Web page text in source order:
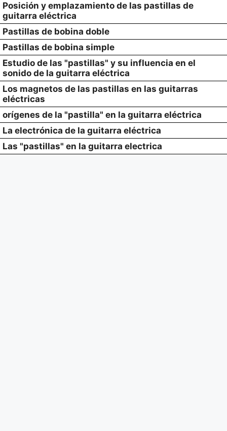
Posición y emplazamiento de las pastillas de
guitarra eléctrica
Pastillas de bobina doble
Pastillas de bobina simple
Estudio de las "pastillas" y su influencia en el
sonido de la guitarra eléctrica
Los magnetos de las pastillas en las guitarras
eléctricas
orígenes de la "pastilla" en la guitarra eléctrica
La electrónica de la guitarra eléctrica
Las "pastillas" en la guitarra electrica